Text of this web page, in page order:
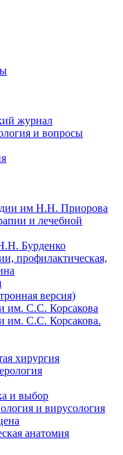
журнал
и вопросы
им Н.Н. Приорова
и лечебной
Бурденко
профилактическая,
версия)
им. С.С. Корсакова
им. С.С. Корсакова.
хирургия
и выбор
и вирусология
анатомия